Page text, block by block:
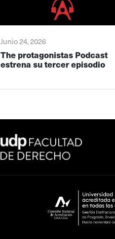
Junio 24, 2026
The protagonistas Podcast
estrena su tercer episodio